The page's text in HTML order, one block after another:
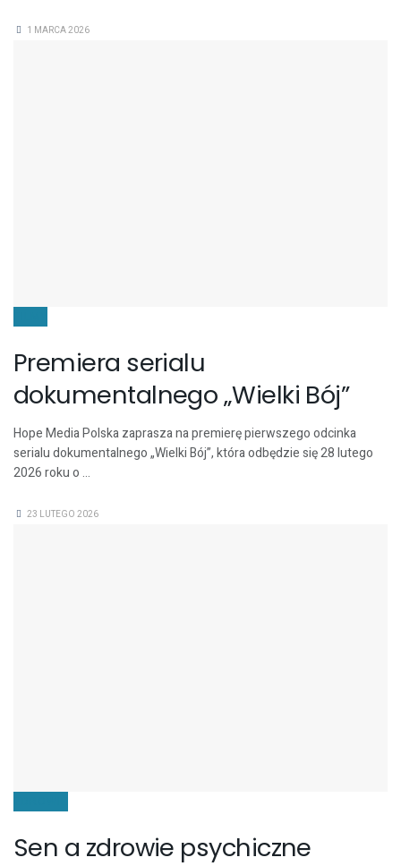
1 MARCA 2026
Premiera serialu
dokumentalnego „Wielki Bój”
Hope Media Polska zaprasza na premierę pierwszego odcinka
serialu dokumentalnego „Wielki Bój”, która odbędzie się 28 lutego
2026 roku o ...
23 LUTEGO 2026
Sen a zdrowie psychiczne